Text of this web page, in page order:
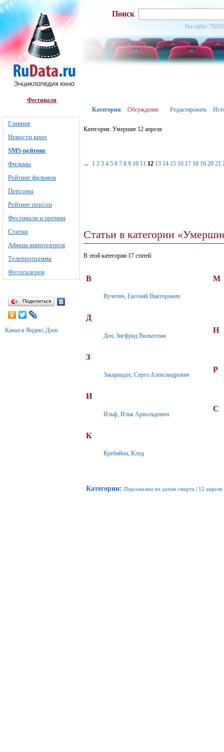
Фестивали
Главная
Новости кино
SMS-рейтинг
Фильмы
Рейтинг фильмов
Персоны
Рейтинг персон
Фестивали и премии
Статьи
Афиша кинотеатров
Телепрограмма
Фотогалереи
Поделиться
Канал в Яндекс.Дзен
Поиск
На сайте:
Категория Обсуждение Редактировать
Категория: Умершие 12 апреля
← 1 2 3 4 5 6 7 8 9 10 11 12 13 14 15 16 17 18 19 20 21
Статьи в категории
В этой категории 17 статей
В
Вучетич, Евгений Викторович
Д
Ден, Зигфрид Вильгельм
З
Закариадзе, Серго Александрович
И
Ильф, Илья Арнольдович
К
Кребийон, Клод
М
Н
Р
С
Категории: Персоналии по датам смерти | 12 апреля